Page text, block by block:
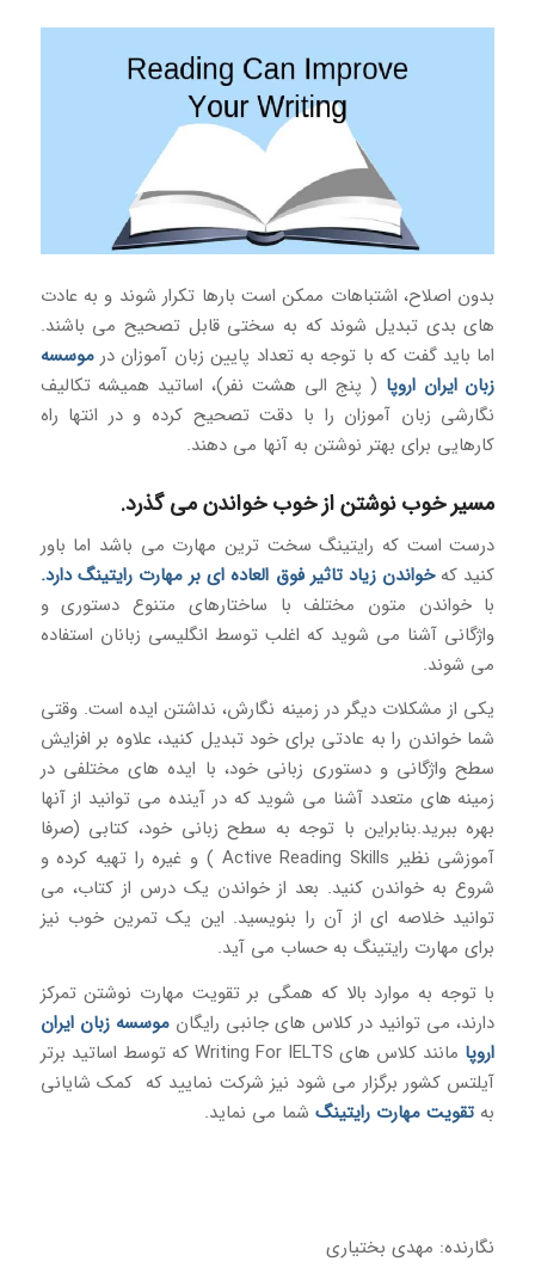
بدون اصلاح، اشتباهات ممکن است بارها تکرار شوند و به عادت
های بدی تبدیل شوند که به سختی قابل تصحیح می باشند.
اما باید گفت که با توجه به تعداد پایین زبان آموزان درموسسه
زبان ایران اروپا ( پنج الی هشت نفر)، اساتید همیشه تکالیف
نگارشی زبان آموزان را با دقت تصحیح کرده و در انتها راه
کارهایی برای بهتر نوشتن به آنها می دهند.
مسیر خوب نوشتن از خوب خواندن می گذرد.
درست است که رایتینگ سخت ترین مهارت می باشد اما باور
کنید کهخواندن زیاد تاثیر فوق العاده ای بر مهارت رایتینگ دارد.
با خواندن متون مختلف با ساختارهای متنوع دستوری و
واژگانی آشنا می شوید که اغلب توسط انگلیسی زبانان استفاده
می شوند.
یکی از مشکلات دیگر در زمینه نگارش، نداشتن ایده است. وقتی
شما خواندن را به عادتی برای خود تبدیل کنید، علاوه بر افزایش
سطح واژگانی و دستوری زبانی خود، با ایده های مختلفی در
زمینه های متعدد آشنا می شوید که در آینده می توانید از آنها
بهره ببرید.بنابراین با توجه به سطح زبانی خود، کتابی (صرفا
آموزشی نظیر Active Reading Skills ) و غیره را تهیه کرده و
شروع به خواندن کنید. بعد از خواندن یک درس از کتاب، می
توانید خلاصه ای از آن را بنویسید. این یک تمرین خوب نیز
برای مهارت رایتینگ به حساب می آید.
با توجه به موارد بالا که همگی بر تقویت مهارت نوشتن تمرکز
دارند، می توانید در کلاس های جانبی رایگانموسسه زبان ایران
اروپا
مانند کلاس های Writing For IELTS که توسط اساتید برتر
آیلتس کشور برگزار می شود نیز شرکت نمایید که کمک شایانی
به تقویت مهارت رایتینگشما می نماید.
نگارنده: مهدی بختیاری